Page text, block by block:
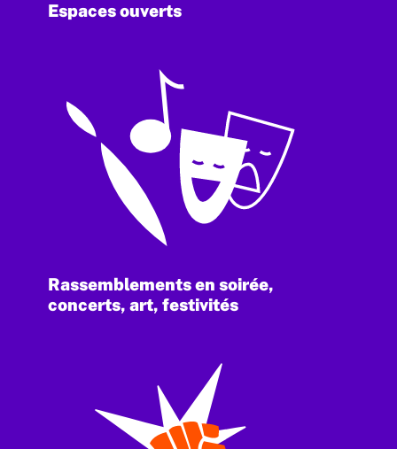
Espaces ouverts
Rassemblements en soirée,
concerts, art, festivités